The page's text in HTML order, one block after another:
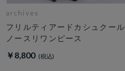
archives
フリルティアードカシュクール
ノースリワンピース
￥8,800